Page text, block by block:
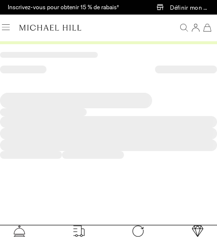
Passer au contenu principal
Inscrivez-vous pour obtenir 15 % de rabais† Définir mon